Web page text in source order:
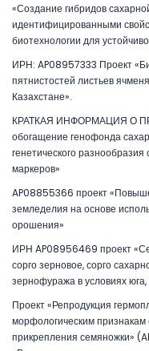
«Создание гибридов
идентифицированными
биотехнологии для
ИРН: AP08957333 Проект
пятнистостей листьев
Казахстане».
КРАТКАЯ ИНФОРМАЦИЯ О
обогащение генофонда
генетического
маркеров»
AP08855366 проект
земледелия на основе
орошения»
ИРН AP08956469 проект
сорго зерновое, сорго
зернофуража в условиях
Проект «Репродукция
морфологическим признакам
прикрепления семяножки»